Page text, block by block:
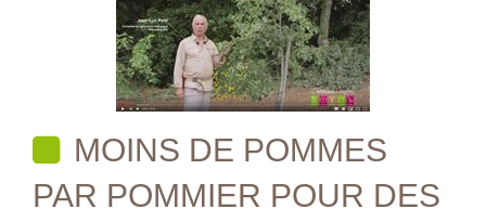
MOINS DE POMMES
PAR POMMIER POUR DES